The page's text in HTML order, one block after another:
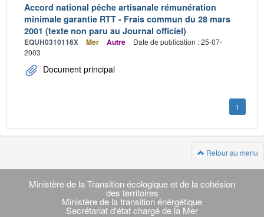
Accord national pêche artisanale rémunération
minimale garantie RTT - Frais commun du 28 mars
2001 (texte non paru au Journal officiel)
EQUH0310116X Mer Autre
Date de publication : 25-07-
2003
Document principal
1
Retour au menu
Navigation
transverse
Ministère de la Transition écologique et de la cohésion
des territoires
Ministère de la transition énérgétique
Secrétariat d'état chargé de la Mer